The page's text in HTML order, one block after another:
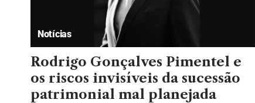
Notícias
Rodrigo Gonçalves Pimentel e
os riscos invisíveis da sucessão
patrimonial mal planejada